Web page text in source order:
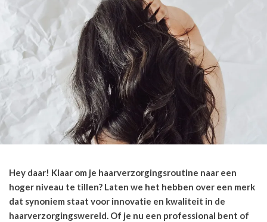
Hey daar! Klaar om je haarverzorgingsroutine naar een
hoger niveau te tillen? Laten we het hebben over een merk
dat synoniem staat voor innovatie en kwaliteit in de
haarverzorgingswereld. Of je nu een professional bent of